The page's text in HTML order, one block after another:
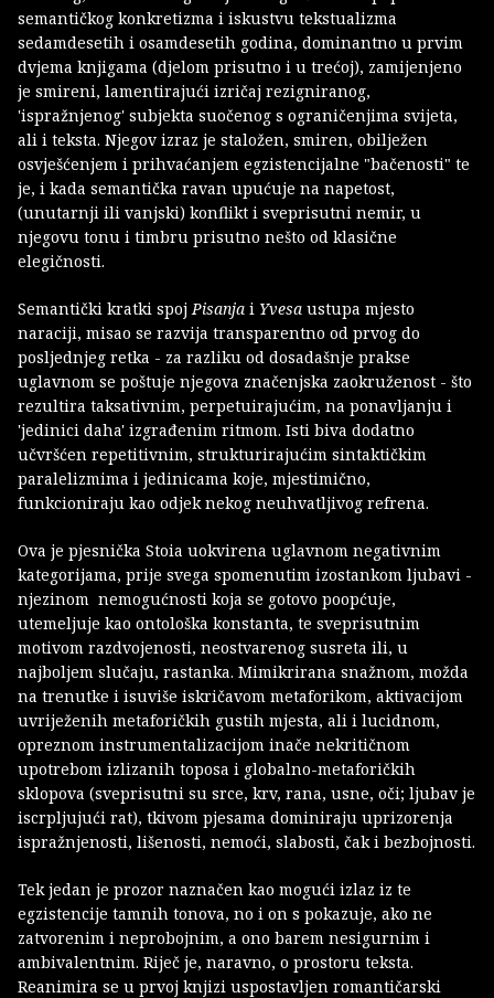
semantičkog konkretizma i iskustvu tekstualizma
sedamdesetih i osamdesetih godina, dominantno u prvim
dvjema knjigama (djelom prisutno i u trećoj), zamijenjeno
je smireni, lamentirajući izričaj rezigniranog,
'ispražnjenog' subjekta suočenog s ograničenjima svijeta,
ali i teksta. Njegov izraz je staložen, smiren, obilježen
osvješćenjem i prihvaćanjem egzistencijalne "bačenosti" te
je, i kada semantička ravan upućuje na napetost,
(unutarnji ili vanjski) konflikt i sveprisutni nemir, u
njegovu tonu i timbru prisutno nešto od klasične
elegičnosti.
Semantički kratki spoj Pisanja i Yvesa ustupa mjesto
naraciji, misao se razvija transparentno od prvog do
posljednjeg retka - za razliku od dosadašnje prakse
uglavnom se poštuje njegova značenjska zaokruženost - što
rezultira taksativnim, perpetuirajućim, na ponavljanju i
'jedinici daha' izgrađenim ritmom. Isti biva dodatno
učvršćen repetitivnim, strukturirajućim sintaktičkim
paralelizmima i jedinicama koje, mjestimično,
funkcioniraju kao odjek nekog neuhvatljivog refrena.
Ova je pjesnička Stoia uokvirena uglavnom negativnim
kategorijama, prije svega spomenutim izostankom ljubavi -
njezinom nemogućnosti koja se gotovo poopćuje,
utemeljuje kao ontološka konstanta, te sveprisutnim
motivom razdvojenosti, neostvarenog susreta ili, u
najboljem slučaju, rastanka. Mimikrirana snažnom, možda
na trenutke i isuviše iskričavom metaforikom, aktivacijom
uvriježenih metaforičkih gustih mjesta, ali i lucidnom,
opreznom instrumentalizacijom inače nekritičnom
upotrebom izlizanih toposa i globalno-metaforičkih
sklopova (sveprisutni su srce, krv, rana, usne, oči; ljubav je
iscrpljujući rat), tkivom pjesama dominiraju uprizorenja
ispražnjenosti, lišenosti, nemoći, slabosti, čak i bezbojnosti.
Tek jedan je prozor naznačen kao mogući izlaz iz te
egzistencije tamnih tonova, no i on s pokazuje, ako ne
zatvorenim i neprobojnim, a ono barem nesigurnim i
ambivalentnim. Riječ je, naravno, o prostoru teksta.
Reanimira se u prvoj knjizi uspostavljen romantičarski